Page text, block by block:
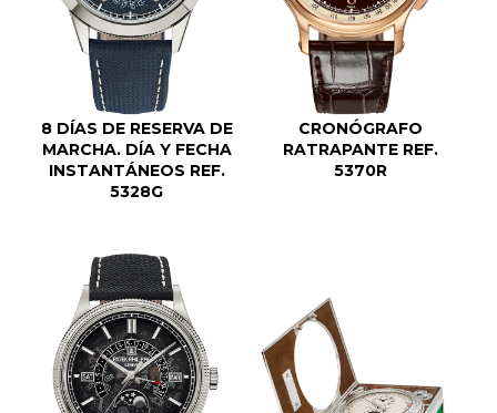
8 DÍAS DE RESERVA DE
MARCHA. DÍA Y FECHA
INSTANTÁNEOS REF.
5328G
CRONÓGRAFO
RATRAPANTE REF.
5370R